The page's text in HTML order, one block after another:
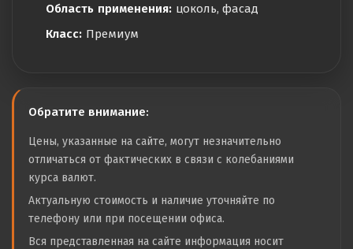
Область применения: цоколь, фасад
Класс: Премиум
Обратите внимание:
Цены, указанные на сайте, могут незначительно
отличаться от фактических в связи с колебаниями
курса валют.
Актуальную стоимость и наличие уточняйте по
телефону или при посещении офиса.
Вся представленная на сайте информация носит